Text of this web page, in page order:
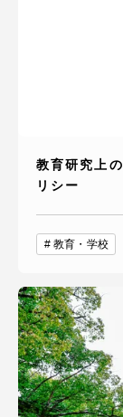
教育研究上
リシー
教育・学校